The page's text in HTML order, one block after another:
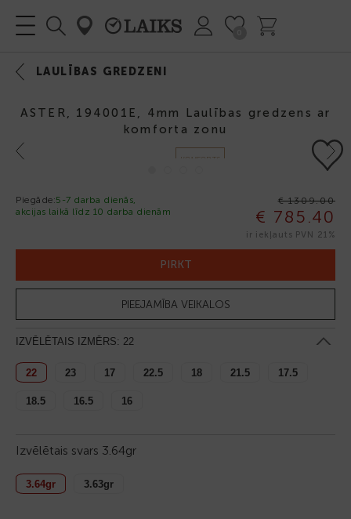
LAULĪBAS GREDZENI
ASTER, 194001E, 4mm Laulības gredzens ar
komforta zonu
Previous
KOMFORTS
Next
Piegāde:5-7 darba dienās,
akcijas laikā līdz 10 darba dienām
€ 1309.00
€ 785.40
ir iekļauts PVN 21%
PIRKT
PIEEJAMĪBA VEIKALOS
IZVĒLĒTAIS IZMĒRS: 22
22 23 17 22.5 18 21.5 17.5
18.5 16.5 16
Izvēlētais svars 3.64gr
3.64gr 3.63gr